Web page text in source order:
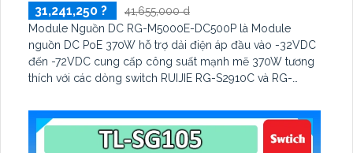
31,241,250 ?
41,655,000 d
Module Nguồn DC RG-M5000E-DC500P là Module
nguồn DC PoE 370W hỗ trợ dải điện áp đầu vào -32VDC
đến -72VDC cung cấp công suất mạnh mẽ 370W tương
thích với các dòng switch RUIJIE RG-S2910C và RG-
PoE+ tin tưởng cấp nguồn ổn định hiệu quả và bền bỉ.